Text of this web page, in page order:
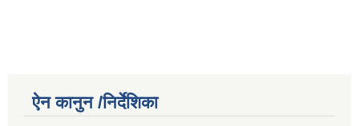
ऐन कानुन /निर्देशिका